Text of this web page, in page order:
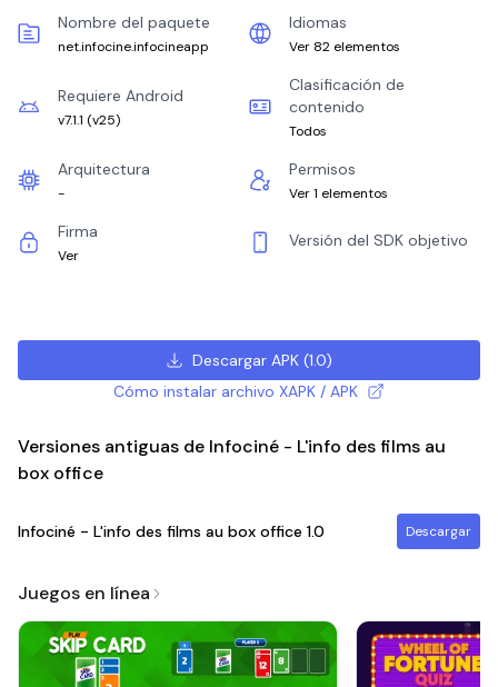
Nombre del paquete
net.infocine.infocineapp
Idiomas
Ver 82 elementos
Requiere Android
v7.1.1 (v25)
Clasificación de
contenido
Todos
Arquitectura
-
Permisos
Ver 1 elementos
Firma
Ver
Versión del SDK objetivo
Descargar APK(1.0)
Cómo instalar archivo XAPK / APK
Versiones antiguas de Infociné - L'info des films au
box office
Infociné - L'info des films au box office 1.0 Descargar
Juegos en línea